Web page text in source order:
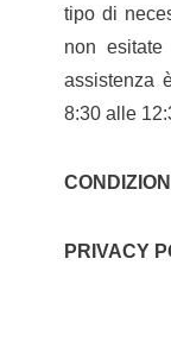
tipo di
non
assistenza
8:30 alle
PRIVACY